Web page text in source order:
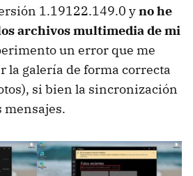
1.19122.149.0 yno he
archivos multimedia de mi
un error que me
la galería de forma correcta
si bien la sincronización
mensajes.